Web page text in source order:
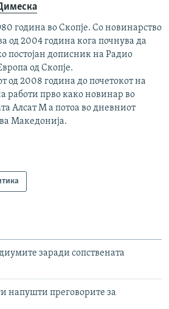
година во Скопје. Со новинарство
од 2004 година кога почнува да
постојан дописник на Радио
од Скопје.
од 2008 година до почетокот на
работи прво како новинар во
Алсат М а потоа во дневниот
Македонија.
заради сопствената
преговорите за